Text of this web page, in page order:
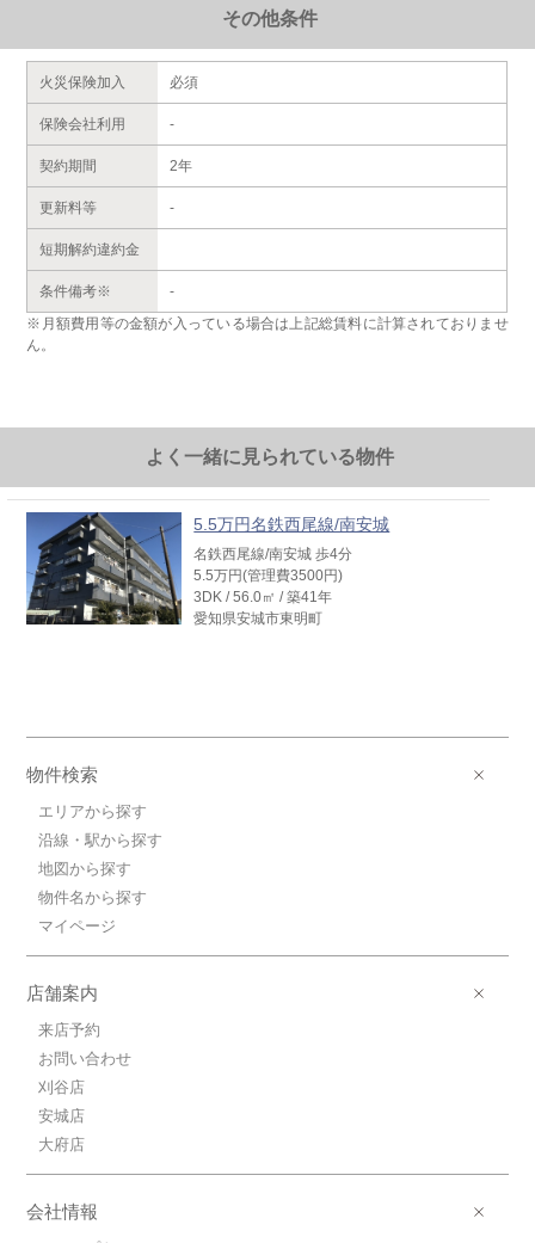
その他条件
火災保険加入 必須
保険会社利用 -
契約期間 2年
更新料等 -
短期解約違約金
条件備考※
-
※月額費用等の金額が入っている場合は上記総賃料に計算されておりませ
ん。
よく一緒に見られている物件
5.5万円名鉄西尾線/南安城
名鉄西尾線/南安城 歩4分
5.5万円(管理費3500円)
3DK / 56.0㎡ / 築41年
愛知県安城市東明町
物件検索
エリアから探す
沿線・駅から探す
地図から探す
物件名から探す
マイページ
店舗案内
来店予約
お問い合わせ
刈谷店
安城店
大府店
会社情報